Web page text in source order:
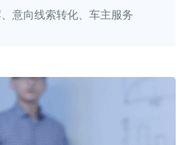
意向线索转化、车主服务